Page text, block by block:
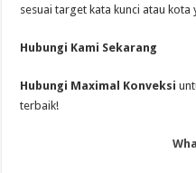
sesuai target kata kunci atau kota
Hubungi Kami Sekarang
Hubungi Maximal Konveksi
terbaik!